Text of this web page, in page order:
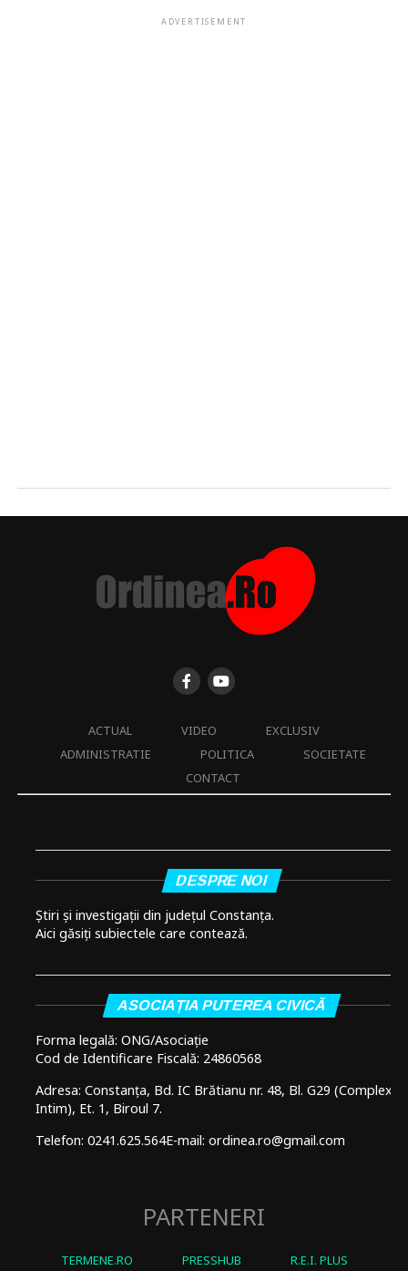
ADVERTISEMENT
ACTUAL VIDEO
EXCLUSIV
ADMINISTRATIE
POLITICA
SOCIETATE
CONTACT
DESPRE NOI
Știri și investigații din județul Constanța.
Aici găsiți subiectele care contează.
ASOCIAȚIA PUTEREA CIVICĂ
Forma legală: ONG/Asociație
Cod de Identificare Fiscală: 24860568
Adresa: Constanța, Bd. IC Brătianu nr. 48, Bl. G29 (Complex
Intim), Et. 1, Biroul 7.
Telefon: 0241.625.564E-mail: ordinea.ro@gmail.com
PARTENERI
TERMENE.RO PRESSHUB R.E.I. PLUS